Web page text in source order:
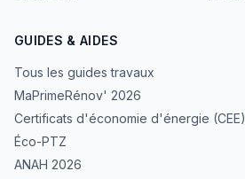
GUIDES & AIDES
Tous les guides travaux
MaPrimeRénov' 2026
Certificats d'économie d'énergie (CEE)
Éco-PTZ
ANAH 2026